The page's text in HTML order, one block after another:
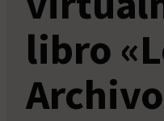
libro